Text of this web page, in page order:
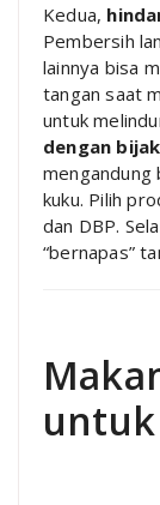
Kedua,
Pembersih
lainnya bisa
tangan saat
untuk
dengan bijak
mengandung
kuku. Pilih
dan DBP.
“bernapas”
untuk